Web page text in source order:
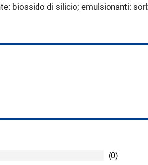
biossido di silicio; emulsionanti:
(0)